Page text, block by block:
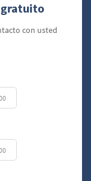
gratuito
con usted